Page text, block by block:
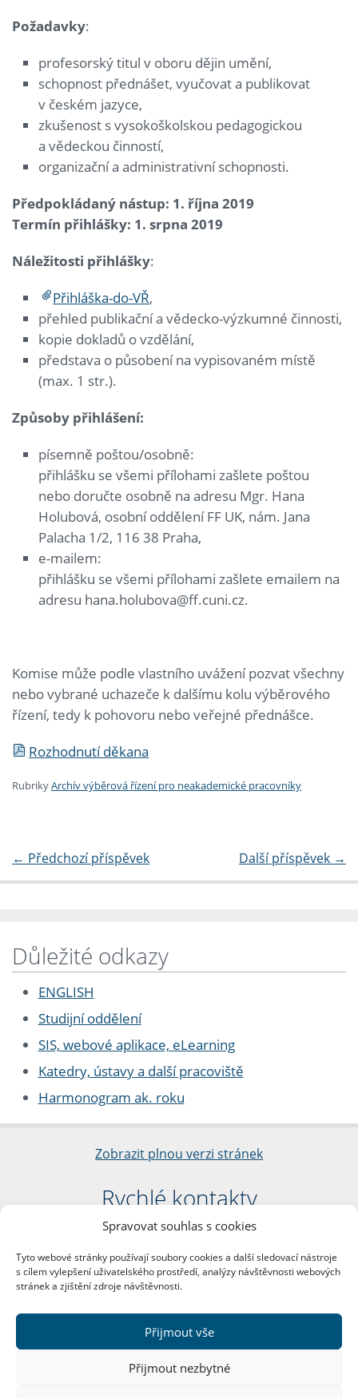
Spravovat souhlas s cookies
Tyto webové stránky používají soubory cookies a další sledovací nástroje
s cílem vylepšení uživatelského prostředí, analýzy návštěvnosti webových
stránek a zjištění zdroje návštěvnosti.
Přijmout vše
Přijmout nezbytné
Požadavky:
profesorský titul v oboru dějin umění,
schopnost přednášet, vyučovat a publikovat
v českém jazyce,
zkušenost s vysokoškolskou pedagogickou
a vědeckou činností,
organizační a administrativní schopnosti.
Předpokládaný nástup: 1. října 2019
Termín přihlášky: 1. srpna 2019
Náležitosti přihlášky:
Přihláška-do-VŘ,
přehled publikační a vědecko-výzkumné činnosti,
kopie dokladů o vzdělání,
představa o působení na vypisovaném místě
(max. 1 str.).
Způsoby přihlášení:
písemně poštou/osobně:
přihlášku se všemi přílohami zašlete poštou
nebo doručte osobně na adresu Mgr. Hana
Holubová, osobní oddělení FF UK, nám. Jana
Palacha 1/2, 116 38 Praha,
e-mailem:
přihlášku se všemi přílohami zašlete emailem na
adresu hana.holubova@ff.cuni.cz.
Komise může podle vlastního uvážení pozvat všechny
nebo vybrané uchazeče k dalšímu kolu výběrového
řízení, tedy k pohovoru nebo veřejné přednášce.
Rozhodnutí děkana
RubrikyArchív výběrová řízení pro neakademické pracovníky
← Předchozí příspěvek Další příspěvek →
Důležité odkazy
ENGLISH
Studijní oddělení
SIS, webové aplikace, eLearning
Katedry, ústavy a další pracoviště
Harmonogram ak. roku
Zobrazit plnou verzi stránek
Rychlé kontakty
Filozofická fakulta
nám. Jana Palacha 1/2
116 38 Praha 1
DIČ: CZ00216208
Další kontakty